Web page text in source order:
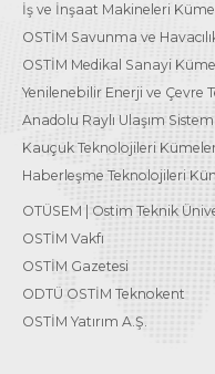
İş ve İnşaat Makineleri
OSTİM Savunma ve
OSTİM Medikal Sanayi
Yenilenebilir Enerji ve Çevre
Anadolu Raylı Ulaşım
Kauçuk Teknolojileri
Haberleşme Teknolojileri
OTÜSEM | Ostim Teknik
OSTİM Vakfı
OSTİM Gazetesi
ODTÜ OSTİM Teknokent
OSTİM Yatırım A.Ş.